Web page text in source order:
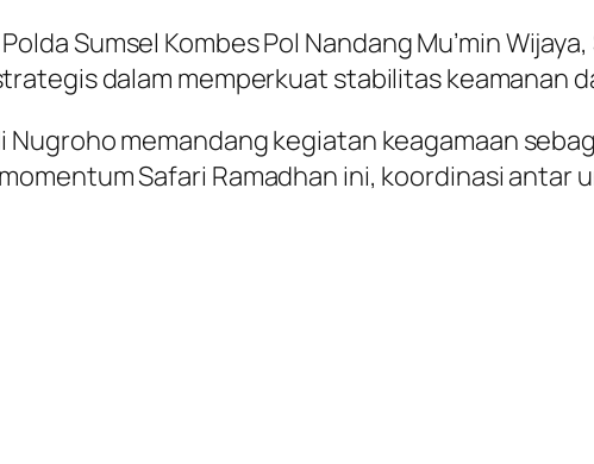
Sumsel Kombes Pol Nandang Mu’min
dalam memperkuat stabilitas keamanan
Nugroho memandang kegiatan keagamaan
Safari Ramadhan ini, koordinasi antar